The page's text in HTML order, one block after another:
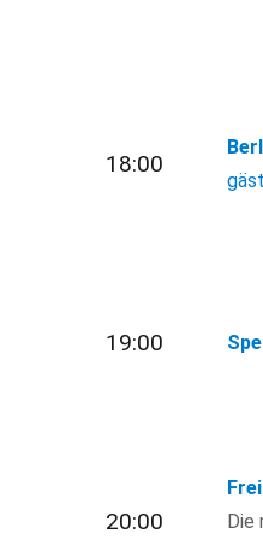
18:00
19:00
20:00
Die